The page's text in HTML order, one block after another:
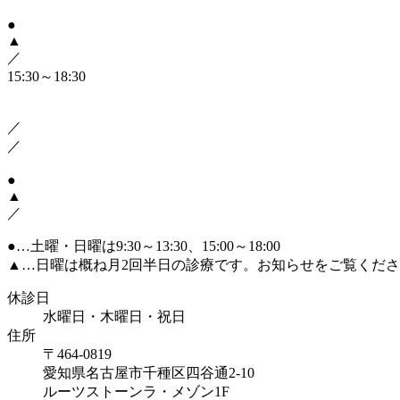
●
▲
／
15:30～18:30
／
／
●
▲
／
●…土曜・日曜は9:30～13:30、15:00～18:00
▲ …日曜は概ね月2回半日の診療です。お知らせをご覧くだ
休診日
水曜日・木曜日・祝日
住所
〒464-0819
愛知県名古屋市千種区四谷通2-10
ルーツストーンラ・メゾン1F